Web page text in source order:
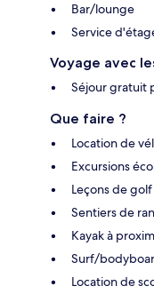
Bar/lounge
Service
Voyage avec
Séjour gratuit
Que faire ?
Location de
Excursions
Leçons de
Sentiers de
Kayak à
Surf/
Location de